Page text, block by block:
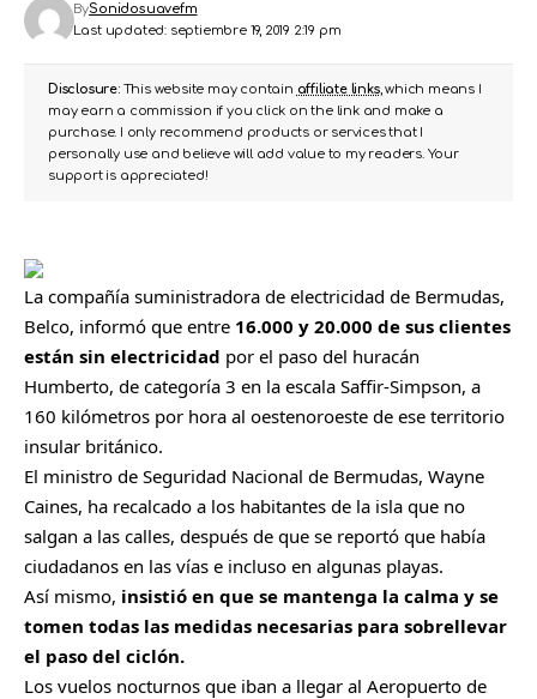
Last updated: septiembre 19, 2019 2:19 pm
BySonidosuavefm
Disclosure:This website may contain affiliate links, which means I
may earn a commission if you click on the link and make a
purchase. I only recommend products or services that I
personally use and believe will add value to my readers. Your
support is appreciated!
La compañía suministradora de electricidad de Bermudas,
Belco, informó que entre 16.000 y 20.000 de sus clientes
están sin electricidad por el paso del huracán
Humberto, de categoría 3 en la escala Saffir-Simpson, a
160 kilómetros por hora al oestenoroeste de ese territorio
insular británico.
El ministro de Seguridad Nacional de Bermudas, Wayne
Caines, ha recalcado a los habitantes de la isla que no
salgan a las calles, después de que se reportó que había
ciudadanos en las vías e incluso en algunas playas.
Así mismo, insistió en que se mantenga la calma y se
tomen todas las medidas necesarias para sobrellevar
el paso del ciclón.
Los vuelos nocturnos que iban a llegar al Aeropuerto de